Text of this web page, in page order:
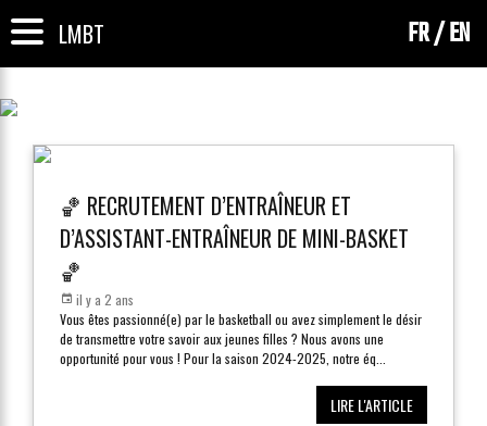
LMBT FR EN
🏀 RECRUTEMENT D’ENTRAÎNEUR ET
D’ASSISTANT-ENTRAÎNEUR DE MINI-BASKET
🏀
il y a 2 ans
Vous êtes passionné(e) par le basketball ou avez simplement le désir
de transmettre votre savoir aux jeunes filles ? Nous avons une
opportunité pour vous ! Pour la saison 2024-2025, notre éq
LIRE L'ARTICLE